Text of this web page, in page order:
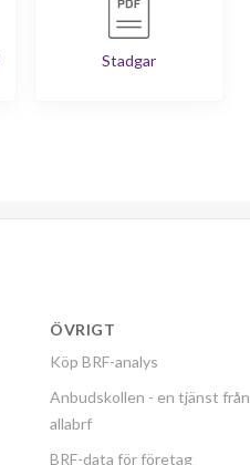
Stadgar
ÖVRIGT
Köp BRF-analys
Anbudskollen - en tjänst från
allabrf
BRF-data för företag